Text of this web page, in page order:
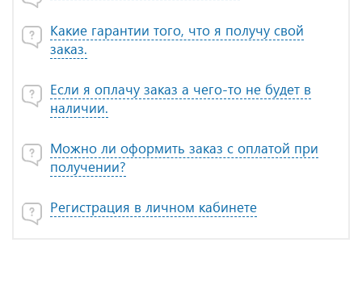
Какие гарантии того, что я получу свой
заказ.
Если я оплачу заказ а чего-то не будет в
наличии.
Можно ли оформить заказ с оплатой при
получении?
Регистрация в личном кабинете